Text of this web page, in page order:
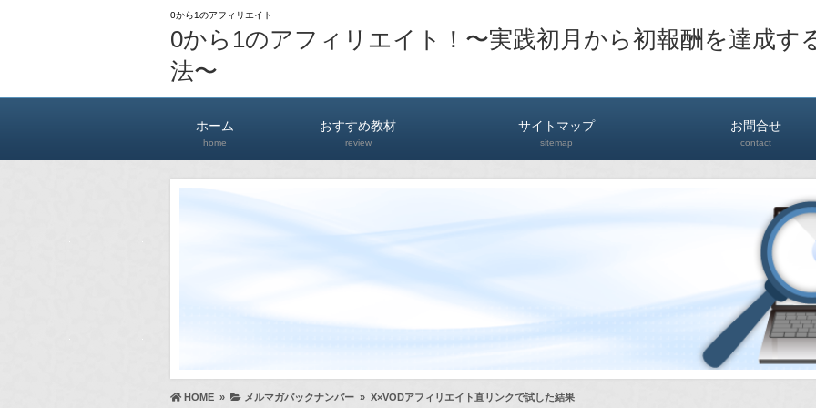
0から1のアフィリエイト
0から1のアフィリエイト！〜実践初月から初報酬を達成す
法〜
ホーム
home
おすすめ教材
review
サイトマップ
sitemap
お問合せ
contact
HOME » メルマガバックナンバー » X×VODアフィリエイト直リンクで試した結果